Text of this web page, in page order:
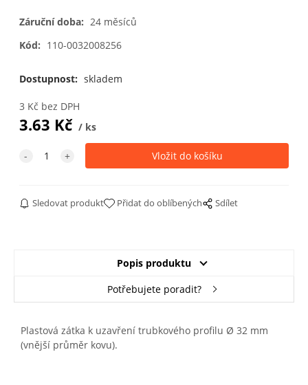
Záruční doba: 24 měsíců
Kód: 110-0032008256
Dostupnost: skladem
3 Kč bez DPH
3.63 Kč ks
Sledovat produkt Přidat do oblíbených Sdílet
Popis produktu
Potřebujete poradit?
Plastová zátka k uzavření trubkového profilu Ø 32 mm
(vnější průměr kovu).